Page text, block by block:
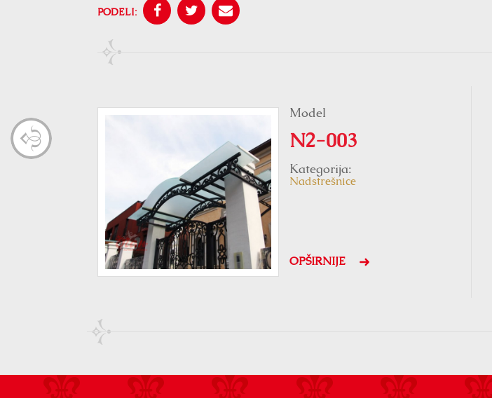
PODELI:
Model
N2-003
Kategorija:
Nadstrešnice
OPŠIRNIJE